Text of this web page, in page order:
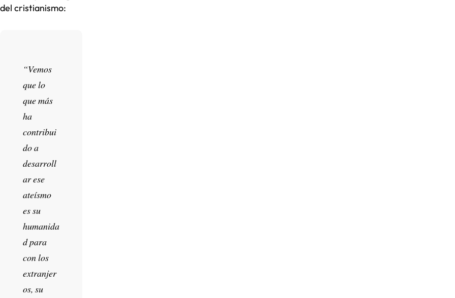
del cristianismo:
“Vemos
que lo
que más
ha
contribui
do a
desarroll
ar ese
ateísmo
es su
humanida
d para
con los
extranjer
os, su